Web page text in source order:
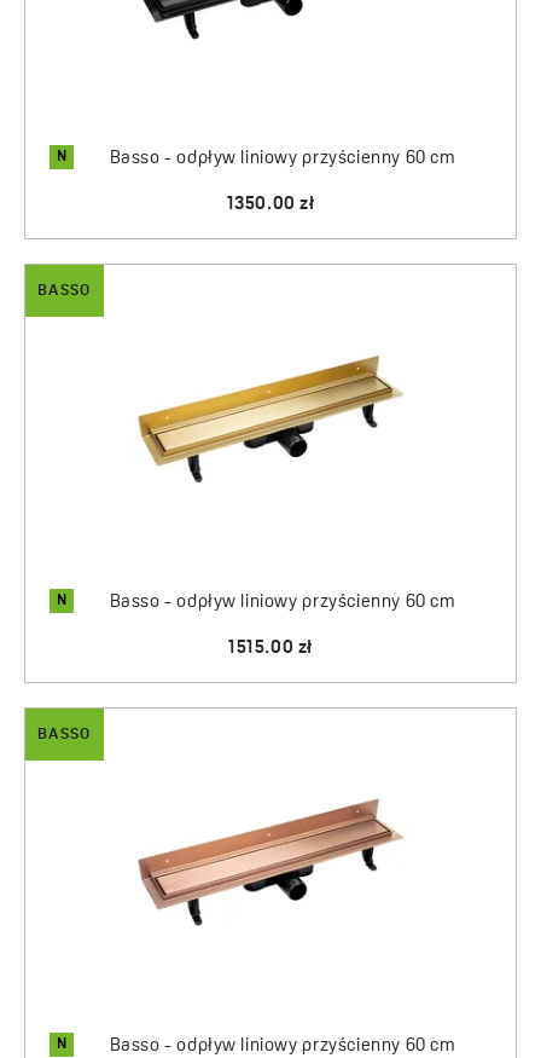
N Basso - odpływ liniowy przyścienny 60 cm
1350.00 zł
BASSO
N Basso - odpływ liniowy przyścienny 60 cm
1515.00 zł
BASSO
N Basso - odpływ liniowy przyścienny 60 cm